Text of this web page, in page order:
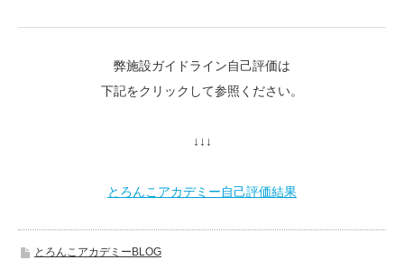
弊施設ガイドライン自己評価は
下記をクリックして参照ください。
↓↓↓
とろんこアカデミー自己評価結果
とろんこアカデミーBLOG